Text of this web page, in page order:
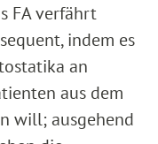
FA verfährt
indem es
an
aus dem
will; ausgehend